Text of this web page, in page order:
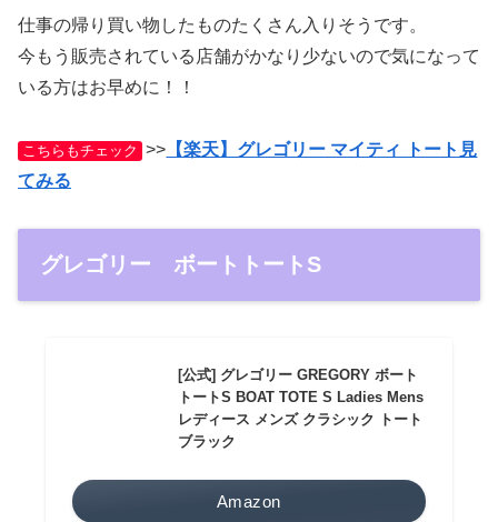
仕事の帰り買い物したものたくさん入りそうです。
今もう販売されている店舗がかなり少ないので気になって
いる方はお早めに！！
こちらもチェック >> 【楽天】グレゴリー マイティ トート見
てみる
グレゴリー ボートトートS
[公式] グレゴリー GREGORY ボート
トートS BOAT TOTE S Ladies Mens
レディース メンズ クラシック トート
ブラック
Amazon